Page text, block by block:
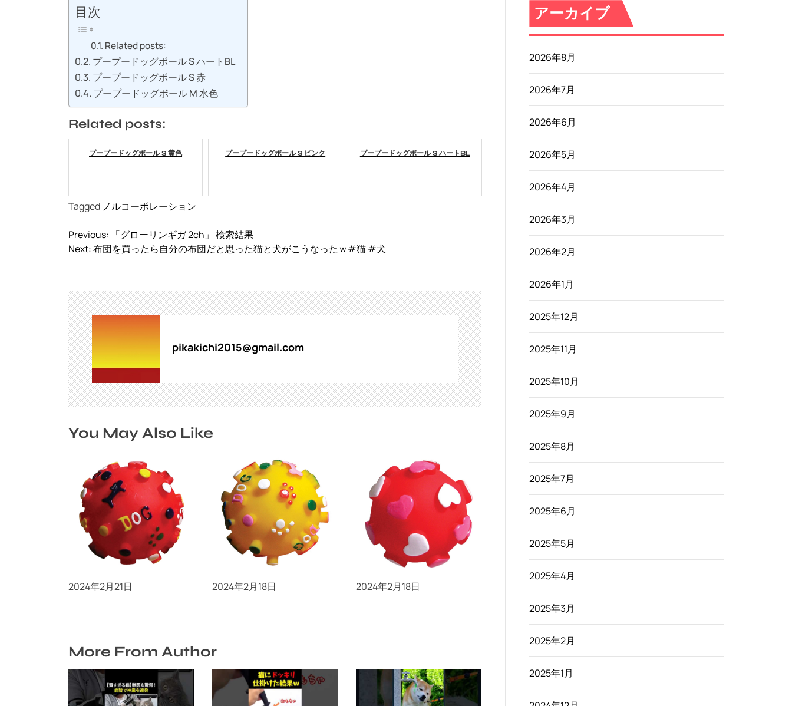
目次
Related posts:
プープードッグボール S ハートBL
プープードッグボール S 赤
プープードッグボール M 水色
Related posts:
プープードッグボール S 黄色 プープードッグボール S ピンク プープードッグボール S ハートBL
Tagged ノルコーポレーション
投
稿
ゲ
ー
シ
ョ
ン
Previous: 「グローリンギガ 2ch」 検索結果
Next:布団を買ったら自分の布団だと思った猫と犬がこうなったｗ#猫 #犬
pikakichi2015@gmail.com
You May Also Like
プープードッグボール S
2024年2月21日
プープードッグボール S
2024年2月18日
プープードッグボール S
ハートレッド
2024年2月18日
More From Author
アーカイブ
2026年8月
2026年7月
2026年6月
2026年5月
2026年4月
2026年3月
2026年2月
2026年1月
2025年12月
2025年11月
2025年10月
2025年9月
2025年8月
2025年7月
2025年6月
2025年5月
2025年4月
2025年3月
2025年2月
2025年1月